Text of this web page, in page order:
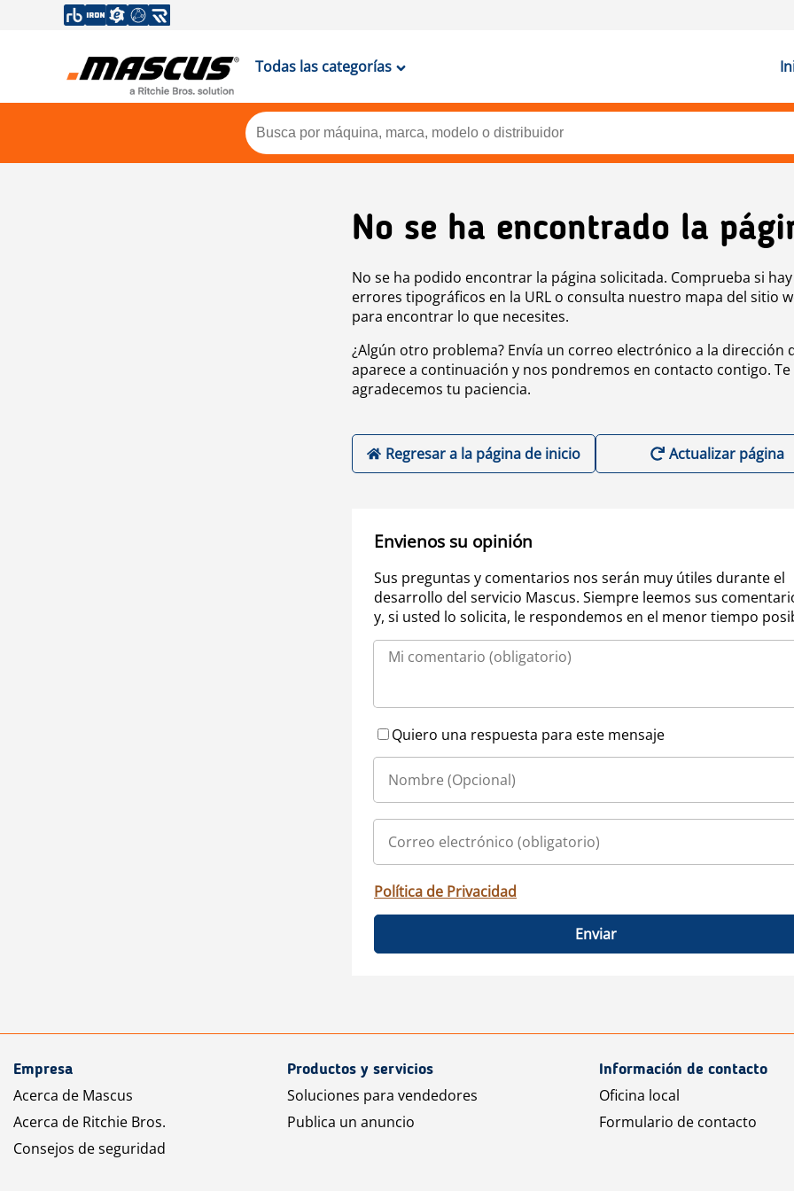
Todas las categorías
No se ha encontrado la
No se ha podido encontrar la página solicitada. Comprueba si hay
errores tipográficos en la URL o consulta nuestro mapa del sitio
para encontrar lo que necesites.
¿Algún otro problema? Envía un correo electrónico a la dirección
aparece a continuación y nos pondremos en contacto contigo. Te
agradecemos tu paciencia.
Regresar a la página de inicio Actualizar página
Envienos su opinión
Sus preguntas y comentarios nos serán muy útiles durante el
desarrollo del servicio Mascus. Siempre leemos sus
y, si usted lo solicita, le respondemos en el menor tiempo
Quiero una respuesta para este mensaje
Política de Privacidad
Enviar
Empresa
Acerca de Mascus
Acerca de Ritchie Bros.
Consejos de seguridad
Productos y servicios
Soluciones para vendedores
Publica un anuncio
Información de contacto
Oficina local
Formulario de contacto